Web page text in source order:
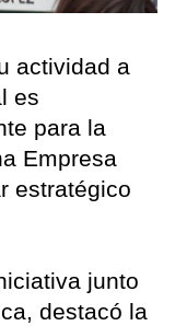
actividad a
es
para la
Empresa
estratégico
junto
destacó la